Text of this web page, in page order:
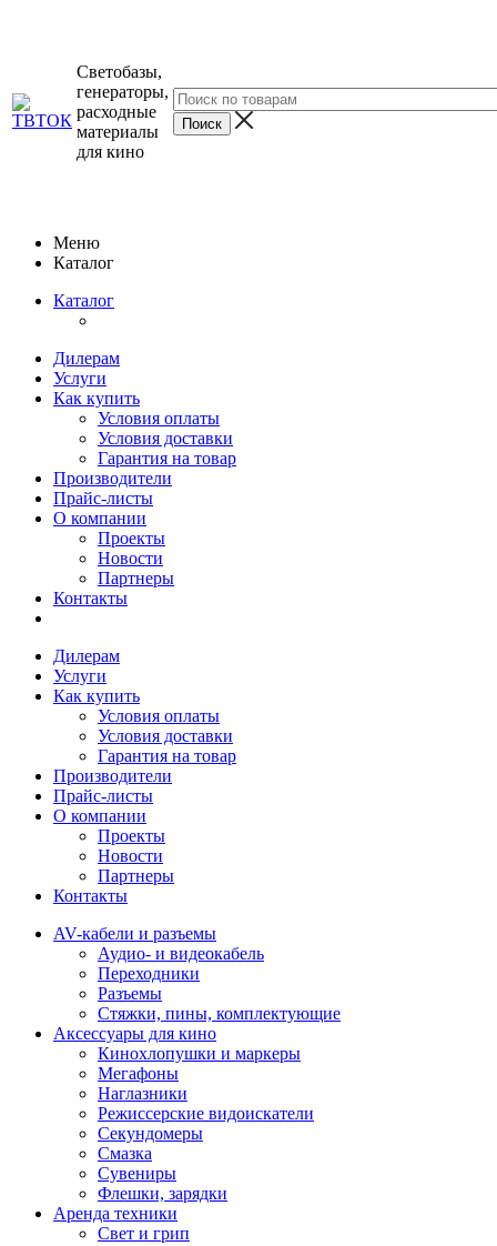
Светобазы,
генераторы,
расходные
материалы
для кино
Меню
Каталог
Каталог
Дилерам
Услуги
Как купить
Условия оплаты
Условия доставки
Гарантия на товар
Производители
Прайс-листы
О компании
Проекты
Новости
Партнеры
Контакты
Дилерам
Услуги
Как купить
Условия оплаты
Условия доставки
Гарантия на товар
Производители
Прайс-листы
О компании
Проекты
Новости
Партнеры
Контакты
AV-кабели и разъемы
Аудио- и видеокабель
Переходники
Разъемы
Стяжки, пины, комплектующие
Аксессуары для кино
Кинохлопушки и маркеры
Мегафоны
Наглазники
Режиссерские видоискатели
Секундомеры
Смазка
Сувениры
Флешки, зарядки
Аренда техники
Свет и грип